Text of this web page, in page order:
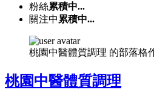
粉絲累積中...
關注中 累積中...
桃園中醫體質調理 的部落格
桃園中醫體質調理